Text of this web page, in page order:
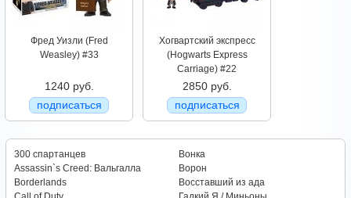
Фред Уизли (Fred
Weasley) #33
1240 руб.
подписаться
Хогвартский экспресс
(Hogwarts Express
Carriage) #22
2850 руб.
подписаться
300 спартанцев
Assassin`s Creed: Вальгалла
Borderlands
Вонка
Ворон
Восставший из ада